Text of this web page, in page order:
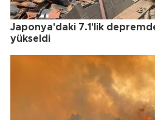
Japonya'daki 7.1'lik
yükseldi